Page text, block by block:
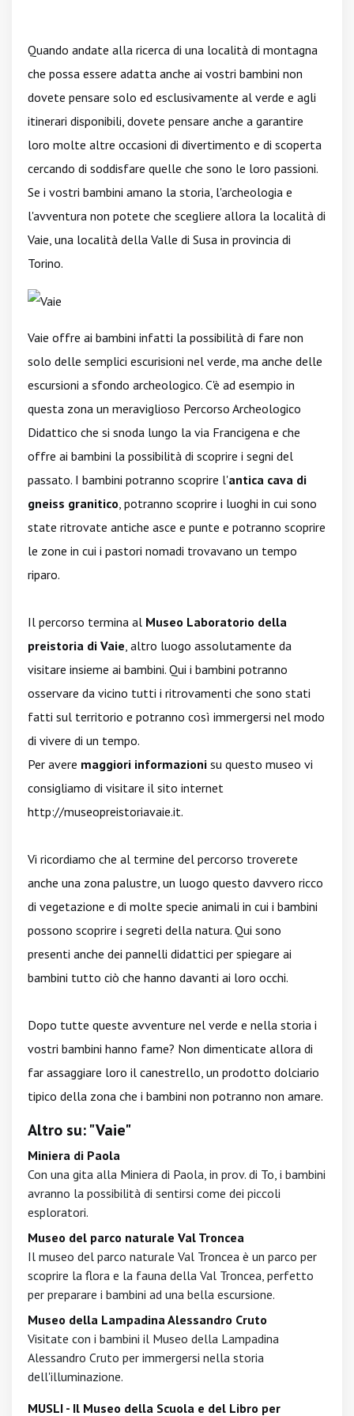
Quando andate alla ricerca di una località di montagna
che possa essere adatta anche ai vostri bambini non
dovete pensare solo ed esclusivamente al verde e agli
itinerari disponibili, dovete pensare anche a garantire
loro molte altre occasioni di divertimento e di scoperta
cercando di soddisfare quelle che sono le loro passioni.
Se i vostri bambini amano la storia, l'archeologia e
l'avventura non potete che scegliere allora la località di
Vaie, una località della Valle di Susa in provincia di
Torino.
Vaie offre ai bambini infatti la possibilità di fare non
solo delle semplici escurisioni nel verde, ma anche delle
escursioni a sfondo archeologico. C'è ad esempio in
questa zona un meraviglioso Percorso Archeologico
Didattico che si snoda lungo la via Francigena e che
offre ai bambini la possibilità di scoprire i segni del
passato. I bambini potranno scoprire l'antica cava di
gneiss granitico, potranno scoprire i luoghi in cui sono
state ritrovate antiche asce e punte e potranno scoprire
le zone in cui i pastori nomadi trovavano un tempo
riparo.
Il percorso termina al Museo Laboratorio della
preistoria di Vaie, altro luogo assolutamente da
visitare insieme ai bambini. Qui i bambini potranno
osservare da vicino tutti i ritrovamenti che sono stati
fatti sul territorio e potranno così immergersi nel modo
di vivere di un tempo.
Per avere maggiori informazioni su questo museo vi
consigliamo di visitare il sito internet
http://museopreistoriavaie.it.
Vi ricordiamo che al termine del percorso troverete
anche una zona palustre, un luogo questo davvero ricco
di vegetazione e di molte specie animali in cui i bambini
possono scoprire i segreti della natura. Qui sono
presenti anche dei pannelli didattici per spiegare ai
bambini tutto ciò che hanno davanti ai loro occhi.
Dopo tutte queste avventure nel verde e nella storia i
vostri bambini hanno fame? Non dimenticate allora di
far assaggiare loro il canestrello, un prodotto dolciario
tipico della zona che i bambini non potranno non amare.
Altro su: "Vaie"
Miniera di Paola
Con una gita alla Miniera di Paola, in prov. di To, i bambini
avranno la possibilità di sentirsi come dei piccoli
esploratori.
Museo del parco naturale Val Troncea
Il museo del parco naturale Val Troncea è un parco per
scoprire la flora e la fauna della Val Troncea, perfetto
per preparare i bambini ad una bella escursione.
Museo della Lampadina Alessandro Cruto
Visitate con i bambini il Museo della Lampadina
Alessandro Cruto per immergersi nella storia
dell'illuminazione.
MUSLI - Il Museo della Scuola e del Libro per